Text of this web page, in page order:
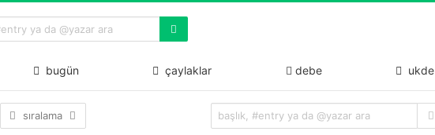
bugün çaylaklar debe ukde
sıralama